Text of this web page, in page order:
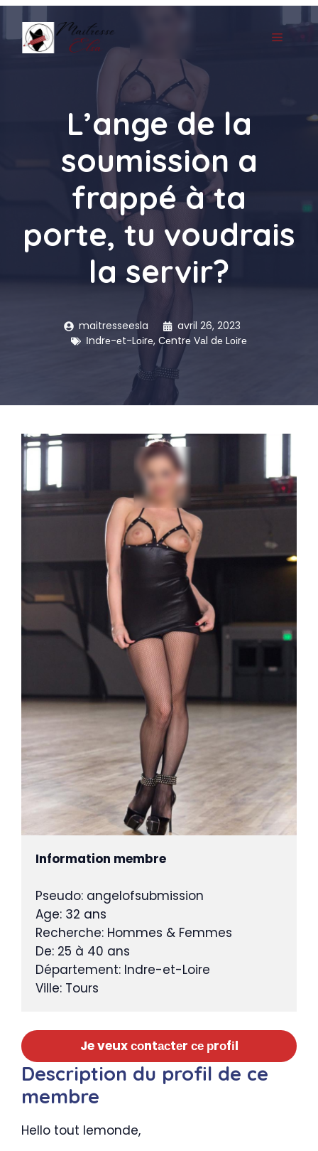
contenu
MENU
L’ange de la
soumission a
frappé à ta
porte, tu voudrais
la servir?
maitresseesla
avril 26, 2023
Іndrе-еt-Lоіrе, Сеntrе Vаl dе Lоіrе
Information membre
Pseudo: angelofsubmission
Age: 32 ans
Recherche: Hommes & Femmes
De: 25 à 40 ans
Département: Indre-et-Loire
Ville: Tours
Je veux соntасtеr се рrоfіl
Description du profil de ce
membre
Hello tout lemonde,